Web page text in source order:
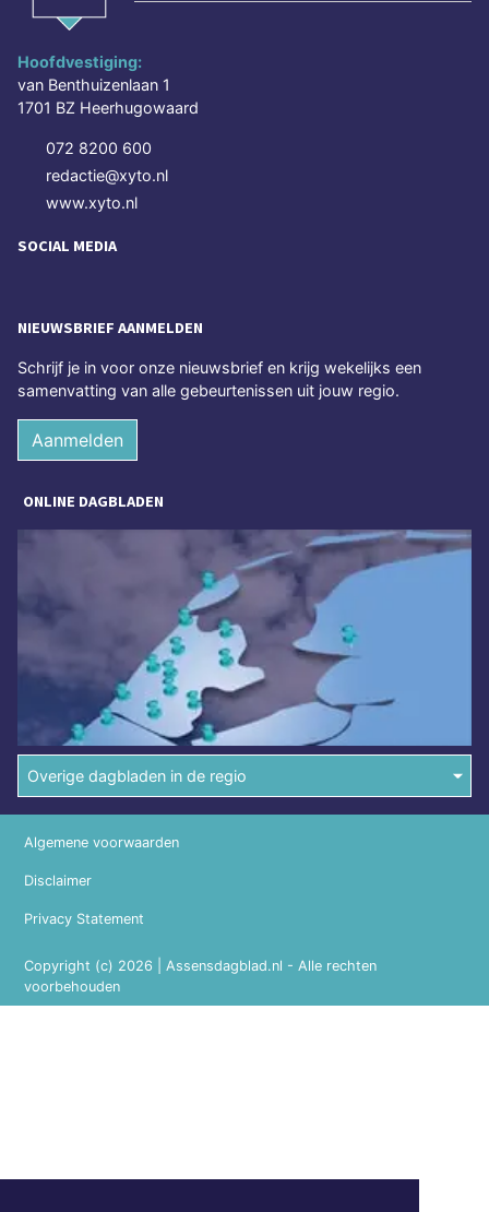
Hoofdvestiging:
van Benthuizenlaan 1
1701 BZ Heerhugowaard
072 8200 600
redactie@xyto.nl
www.xyto.nl
SOCIAL MEDIA
NIEUWSBRIEF AANMELDEN
Schrijf je in voor onze nieuwsbrief en krijg wekelijks een
samenvatting van alle gebeurtenissen uit jouw regio.
Aanmelden
ONLINE DAGBLADEN
Overige dagbladen in de regio
Copyright (c) 2026 | Assensdagblad.nl - Alle rechten
voorbehouden
Algemene voorwaarden
Disclaimer
Privacy Statement